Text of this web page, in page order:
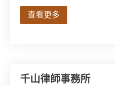
查看更多
千山律師事務所